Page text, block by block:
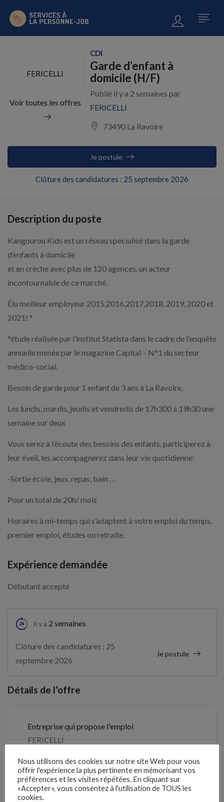
FERICELLI
Voir toutes les offres
CDI
Garde d’enfant à
domicile (H/F)
Publié il y a 2 semaines par
FERICELLI
73490 La Ravoire
Clôture des candidatures : 25 septembre 2026
Je postule
Description du poste
Kangourou Kids est un réseau spécialisé dans la garde
d’enfants à domicile
et en crèche avec plus de 120 agences, un acteur
incontournable de ce marché.
Élu meilleur employeur 2015,2016,2017,2018, 2019, 2020 et
2021! *
*étude réalisée par l’institut Statista dans le cadre de l’enquête
annuelle menée par le magazine Capital – N°1 du secteur
médico-social.
Besoin de garde pour 1 enfant de 3 ans à La Ravoire.
Les lundis, mardis, jeudis et vendredis de 17h300 à 19h30 une
semaine sur deux
Vous serez à l’écoute des besoins des enfants, participerez à
leur éveil, les accompagnerez dans leur vie quotidienne:
-Sortie école, jeux, repas, bain …
Pour un total de 20h/ mois
Horaires à mi-temps qui s’adaptent à votre emploi du temps,
premier emploi, études ou retraite.
Expérience demandée
Débutant accepté
Il y a 2 semaines
Clôture des candidatures : 25
septembre 2026
Je postule
Détails de l’offre
Entreprise qui propose l'emploi
FERICELLI
Référence
211QMLS
Nous utilisons des cookies sur notre site Web pour vous
offrir l'expérience la plus pertinente en mémorisant vos
préférences et les visites répétées. En cliquant sur
«Accepter», vous consentez à l'utilisation de TOUS les
cookies.